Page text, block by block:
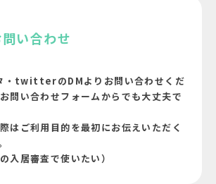
問い合わせ
・twitterのDMよりお問い合わせくだ
問い合わせフォームからでも大丈夫で
はご利用目的を最初にお伝えいただく
入居審査で使いたい）